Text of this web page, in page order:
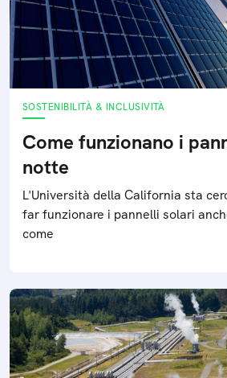
SOSTENIBILITÀ & INCLUSIVITÀ
Come funzionano i
notte
L'Università della California sta
far funzionare i pannelli solari
come